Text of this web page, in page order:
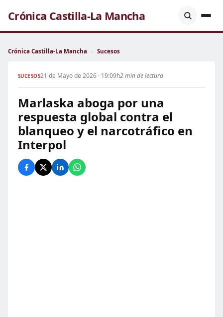
Crónica Castilla-La Mancha
Crónica Castilla-La Mancha › Sucesos
SUCESOS21 de Mayo de 2026 · 19:09h2 min de lectura
Marlaska aboga por una
respuesta global contra el
blanqueo y el narcotráfico en
Interpol